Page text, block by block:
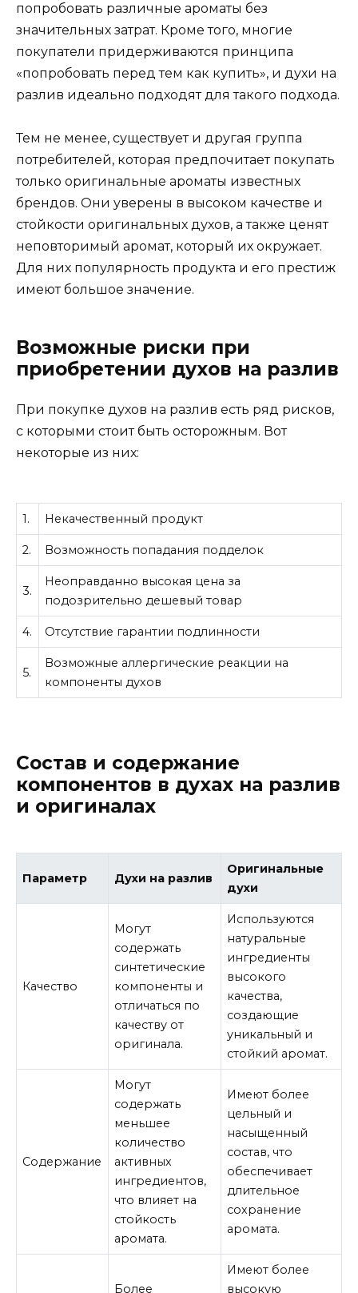
попробовать различные ароматы без
значительных затрат. Кроме того, многие
покупатели придерживаются принципа
«попробовать перед тем как купить», и духи на
разлив идеально подходят для такого подхода.
Тем не менее, существует и другая группа
потребителей, которая предпочитает покупать
только оригинальные ароматы известных
брендов. Они уверены в высоком качестве и
стойкости оригинальных духов, а также ценят
неповторимый аромат, который их окружает.
Для них популярность продукта и его престиж
имеют большое значение.
Возможные риски при
приобретении духов на разлив
При покупке духов на разлив есть ряд рисков,
с которыми стоит быть осторожным. Вот
некоторые из них:
1. Некачественный продукт
2. Возможность попадания подделок
3.
Неоправданно высокая цена за
подозрительно дешевый товар
4. Отсутствие гарантии подлинности
5.
Возможные аллергические реакции на
компоненты духов
Состав и содержание
компонентов в духах на разлив
и оригиналах
Параметр Духи на разлив
Оригинальные
духи
Качество
Могут
содержать
синтетические
компоненты и
отличаться по
качеству от
оригинала.
Используются
натуральные
ингредиенты
высокого
качества,
создающие
уникальный и
стойкий аромат.
Содержание
Могут
содержать
меньшее
количество
активных
ингредиентов,
что влияет на
стойкость
аромата.
Имеют более
цельный и
насыщенный
состав, что
обеспечивает
длительное
сохранение
аромата.
Более
Имеют более
высокую